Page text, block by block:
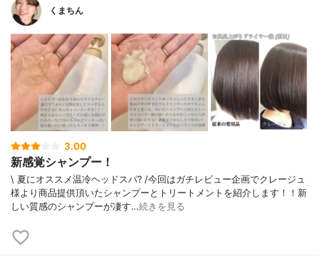
くまちん
3.00
新感覚シャンプー！
\ 夏にオススメ温冷ヘッドスパ? /今回はガチレビュー企画でクレージュ
様より商品提供頂いたシャンプーとトリートメントを紹介します！！新
しい質感のシャンプーが凄す…続きを見る